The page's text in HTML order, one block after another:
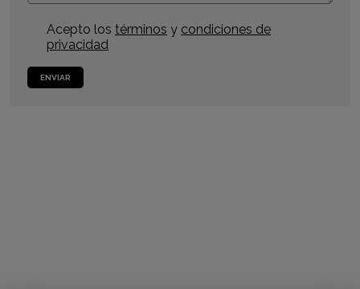
Acepto los términos y condiciones de
privacidad
ENVIAR